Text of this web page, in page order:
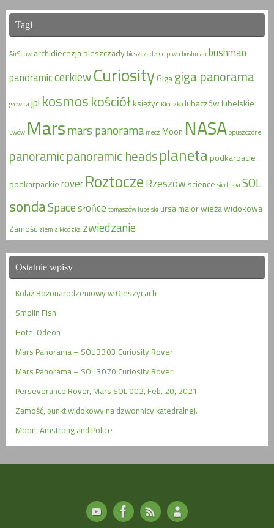
Tagi
AirShow archidiecezjabieszczady bieszczadzkie piwo bushman bushman
panoramiccerkiewCuriosityGigagiga panorama
głowicajpl kosmoskościółksiężyc Kłodzkolubaczówlubelskie
Lwów Marsmars panorama mecz Moon NASAopuszczone
panoramicpanoramic headsplanetapodkarpacie
podkarpackierover Roztocze Rzeszów science siedliskaSOL
sondaSpacesłońce tomaszów lubelski ursa maiorwieża widokowa
Zamość ziemia kłodzka zwiedzanie
Ostatnie wpisy
Kolaż Bożonarodzeniowy w Oleszycach
Smolin Fish
Hotel Odeon
Mars Panorama – SOL 3303 Curiosity Rover
Mars Panorama – SOL 3070 Curiosity Rover
Perseverance Rover, Mars SOL 002, Feb. 20, 2021
Zamość, punkt widokowy na dzwonnicy katedralnej.
Moon, Amstrong and Police